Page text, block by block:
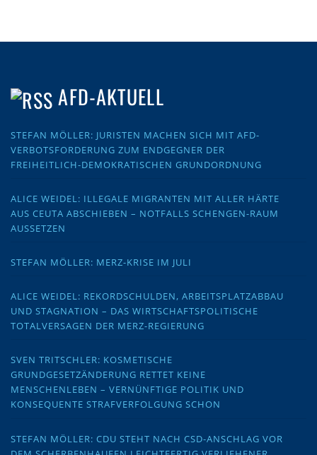
AFD-AKTUELL
STEFAN MÖLLER: JURISTEN MACHEN SICH MIT AFD-
VERBOTSFORDERUNG ZUM ENDGEGNER DER
FREIHEITLICH-DEMOKRATISCHEN GRUNDORDNUNG
ALICE WEIDEL: ILLEGALE MIGRANTEN MIT ALLER HÄRTE
AUS CEUTA ABSCHIEBEN – NOTFALLS SCHENGEN-RAUM
AUSSETZEN
STEFAN MÖLLER: MERZ-KRISE IM JULI
ALICE WEIDEL: REKORDSCHULDEN, ARBEITSPLATZABBAU
UND STAGNATION – DAS WIRTSCHAFTSPOLITISCHE
TOTALVERSAGEN DER MERZ-REGIERUNG
SVEN TRITSCHLER: KOSMETISCHE
GRUNDGESETZÄNDERUNG RETTET KEINE
MENSCHENLEBEN – VERNÜNFTIGE POLITIK UND
KONSEQUENTE STRAFVERFOLGUNG SCHON
STEFAN MÖLLER: CDU STEHT NACH CSD-ANSCHLAG VOR